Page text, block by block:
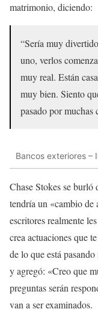
matrimonio, diciendo:
“Sería muy
uno, verlos
muy real. Están
muy bien. Siento
pasado por muchas
Bancos exteriores –
Chase Stokes se
tendría un «cambio
escritores realmente
crea actuaciones que
de lo que está
y agregó: «Creo que
preguntas serán
van a ser examinados.